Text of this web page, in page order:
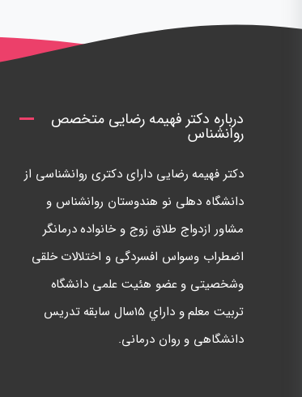
درباره دکتر فهیمه رضایی متخصص
روانشناس
دكتر فهيمه رضايی دارای دكتری روانشناسی از
دانشگاه دهلی نو هندوستان روانشناس و
مشاور ازدواج طلاق زوج و خانواده درمانگر
اضطراب وسواس افسردگی و اختلالات خلقی
وشخصيتی و عضو هئيت علمی دانشگاه
تربيت معلم و داراي ١٥سال سابقه تدريس
دانشگاهی و روان درمانی.